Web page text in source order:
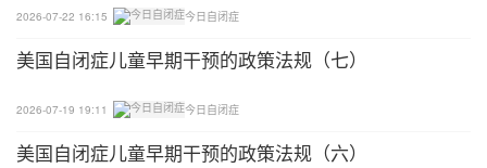
2026-07-22 16:15 今日自闭症
美国自闭症儿童早期干预的政策法规（七）
2026-07-19 19:11 今日自闭症
美国自闭症儿童早期干预的政策法规（六）